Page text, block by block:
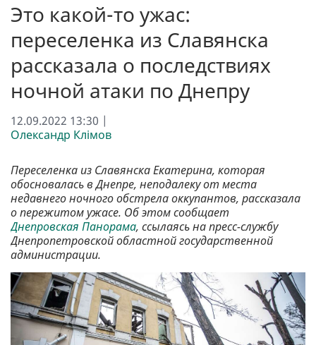
Это какой-то ужас:
переселенка из Славянска
рассказала о последствиях
ночной атаки по Днепру
12.09.2022 13:30 |
Олександр Клімов
Переселенка из Славянска Екатерина, которая
обосновалась в Днепре, неподалеку от места
недавнего ночного обстрела оккупантов, рассказала
о пережитом ужасе. Об этом сообщает
Днепровская Панорама, ссылаясь на пресс-службу
Днепропетровской областной государственной
администрации.